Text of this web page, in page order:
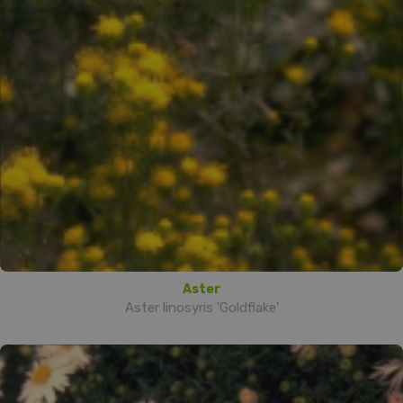
Aster
Aster linosyris 'Goldflake'